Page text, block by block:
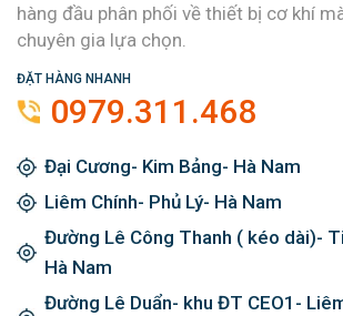
hàng đầu phân phối về thiết bị cơ khí
chuyên gia lựa chọn.
ĐẶT HÀNG NHANH
0979.311.468
Đại Cương- Kim Bảng- Hà Nam
Liêm Chính- Phủ Lý- Hà Nam
Đường Lê Công Thanh ( kéo dài)-
Hà Nam
Đường Lê Duẩn- khu ĐT CEO1-